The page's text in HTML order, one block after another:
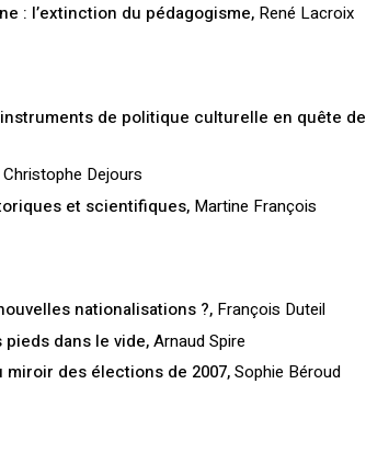
: l’extinction du pédagogisme,René Lacroix
de politique culturelle en quête de
Christophe Dejours
et scientifiques, Martine François
nationalisations ?, François Duteil
dans le vide,Arnaud Spire
miroir des élections de 2007,Sophie Béroud